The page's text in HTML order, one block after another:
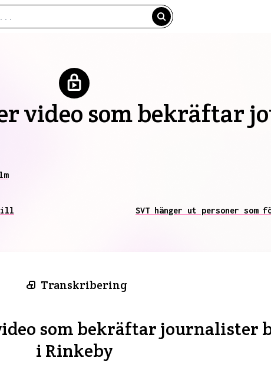
video som bekräftar
till
SVT hänger ut personer
Transkribering
som bekräftar journalister
i Rinkeby